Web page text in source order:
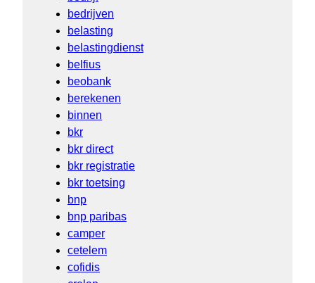
bedrijven
belasting
belastingdienst
belfius
beobank
berekenen
binnen
bkr
bkr direct
bkr registratie
bkr toetsing
bnp
bnp paribas
camper
cetelem
cofidis